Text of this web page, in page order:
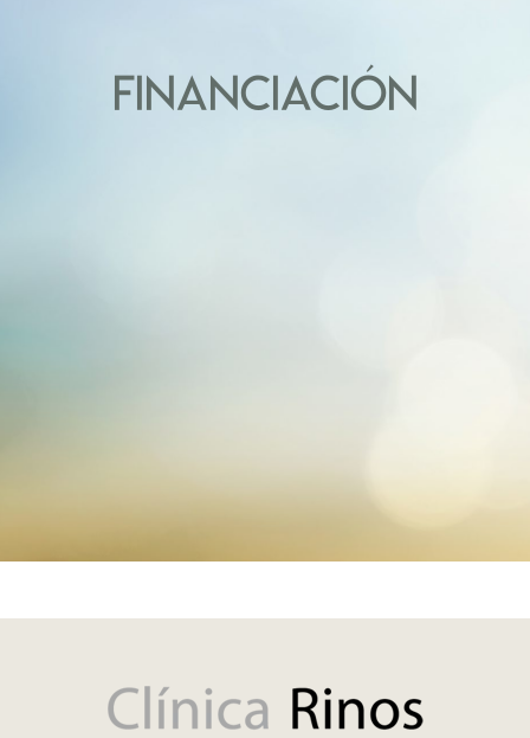
FINANCIACIÓN